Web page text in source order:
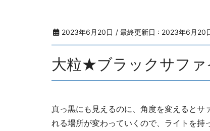
2023年6月20日 / 最終更新日 : 2023年6月20
大粒★ブラックサフ
真っ黒にも見えるのに、角度を変えると
れる場所が変わっていくので、ライトを